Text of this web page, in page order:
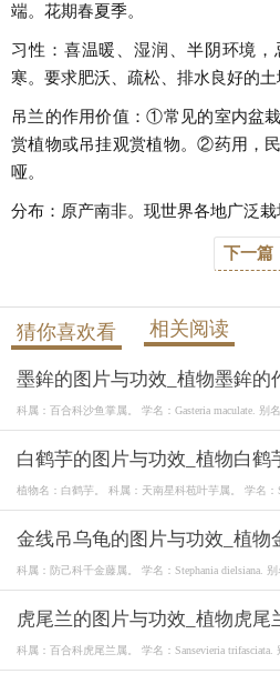
端。花期春夏季。
习性：喜温暖、湿润、半阴环境
寒。要求肥沃、疏松、排水良好的
吊兰的作用价值：①常见的室内盆
赏植物或吊挂观赏植物。②药用，
哑。
分布：原产南非。现世界各地广泛栽
下一篇
猜你喜欢看 相关阅读
墨鉾的图片与功效_植物墨鉾的
科属：百合科沙鱼掌属。 学名：Gasteria maculate.
白鹤芋的图片与功效_植物白鹤
植物名：白鹤芋。 科属：天南星科苞叶芋属。 学名：
金线吊乌龟的图片与功效_植物
科属：防己科千金藤属。 学名：Stephania dielsiana.
虎尾兰的图片与功效_植物虎尾
科属：百合科虎尾兰属。 学名：Sansevieria